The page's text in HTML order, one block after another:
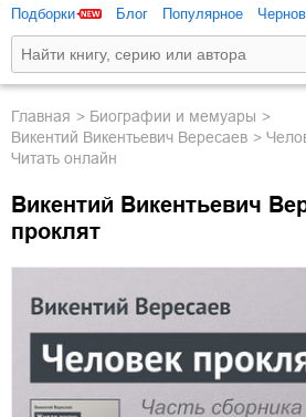
Подборки
Блог Популярное
Главная
биографии и мемуары
Викентий Викентьевич Вересаев
Читать онлайн
Викентий Викентьевич
проклят